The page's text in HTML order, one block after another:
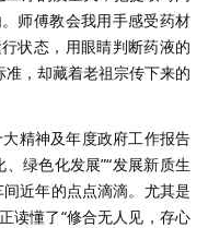
师傅教会我用手感受药材
状态，用眼睛判断药液的
，却藏着老祖宗传下来的
精神及年度政府工作报告
绿色化发展”“发展新质生
近年的点点滴滴。尤其是
读懂了“修合无人见，存心